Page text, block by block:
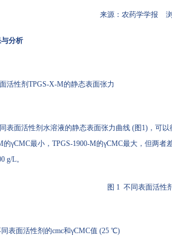
来源：农药学学报
分析
活性剂TPGS-X-M的静态表面张力
表面活性剂水溶液的静态表面张力曲线 (图1)，可
的γCMC最小，TPGS-1900-M的γCMC最大，但两
g/L。
图 1 不同表面活性
表面活性剂的cmc和γCMC值 (25 ℃)